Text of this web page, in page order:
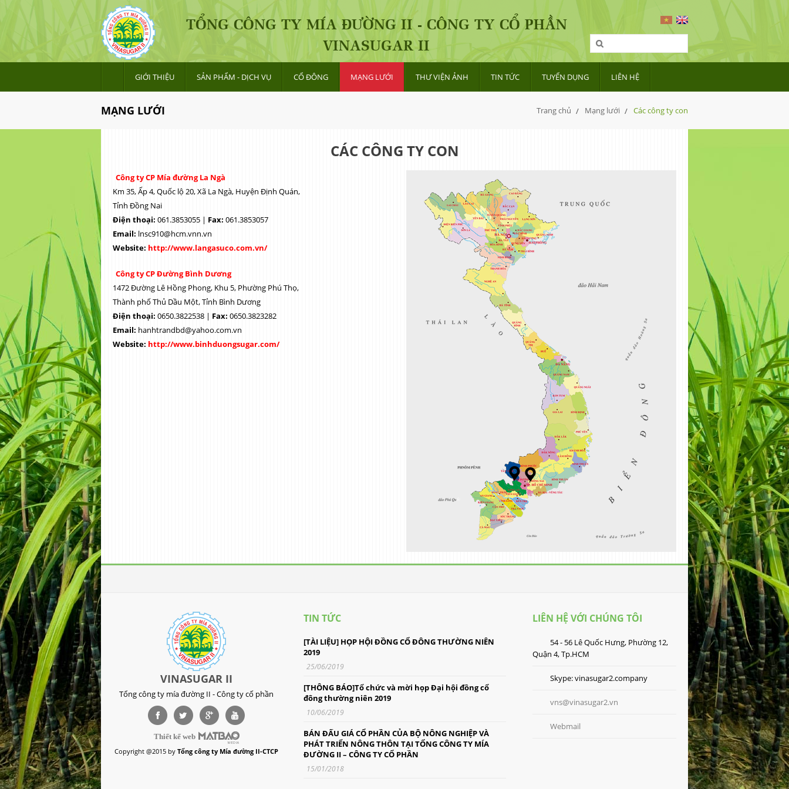
TỔNG CÔNG TY MÍA ĐƯỜNG II - CÔNG TY CỔ PHẦN
VINASUGAR II
GIỚI THIỆU SẢN PHẨM - DỊCH VỤ CỔ ĐÔNG MẠNG LƯỚI THƯ VIỆN ẢNH TIN TỨC TUYỂN DỤNG LIÊN HỆ
MẠNG LƯỚI Trang chủ Mạng lưới Các công ty con
CÁC CÔNG TY CON
Công ty CP Mía đường La Ngà
Km 35, Ấp 4, Quốc lộ 20, Xã La Ngà, Huyện Định Quán,
Tỉnh Đồng Nai
Điện thoại: 061.3853055 | Fax: 061.3853057
Email: lnsc910@hcm.vnn.vn
Website: http://www.langasuco.com.vn/
Công ty CP Đường Bình Dương
1472 Đường Lê Hồng Phong, Khu 5, Phường Phú Thọ,
Thành phố Thủ Dầu Một, Tỉnh Bình Dương
Điện thoại: 0650.3822538 | Fax: 0650.3823282
Email: hanhtrandbd@yahoo.com.vn
Website: http://www.binhduongsugar.com/
VINASUGAR II
Tổng công ty mía đường II - Công ty cố phần
Thiết kế web
Copyright @2015 by Tổng công ty Mía đường II-CTCP
TIN TỨC
[TÀI LIỆU] HỌP HỘI ĐỒNG CỔ ĐÔNG THƯỜNG NIÊN
2019
25/06/2019
[THÔNG BÁO]Tổ chức và mời họp Đại hội đồng cổ
đông thường niên 2019
10/06/2019
BÁN ĐẤU GIÁ CỔ PHẦN CỦA BỘ NÔNG NGHIỆP VÀ
PHÁT TRIỂN NÔNG THÔN TẠI TỔNG CÔNG TY MÍA
ĐƯỜNG II – CÔNG TY CỔ PHẦN
15/01/2018
LIÊN HỆ VỚI CHÚNG TÔI
54 - 56 Lê Quốc Hưng, Phường 12,
Quận 4, Tp.HCM
Skype: vinasugar2.company
vns@vinasugar2.vn
Webmail